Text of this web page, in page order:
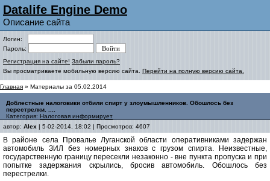
Datalife Engine Demo
Описание сайта
Логин:
Пароль:
Регистрация на сайте! Забыли пароль?
Вы просматриваете мобильную версию сайта. Перейти на полную версию сайта.
Главная » Материалы за 05.02.2014
Доблестные налоговики отбили спирт у злоумышленников. Обошлось без
перестрелки. ....
Категория: Налоговая информирует
автор: Alex | 5-02-2014, 18:02 | Просмотров: 4607
В районе села Провалье Луганской области оперативниками задержан
автомобиль ЗИЛ без номерных знаков с грузом спирта. Неизвестные,
государственную границу пересекли незаконно - вне пункта пропуска и при
попытке задержания скрылись, бросив автомобиль. Обошлось без
перестрелки.